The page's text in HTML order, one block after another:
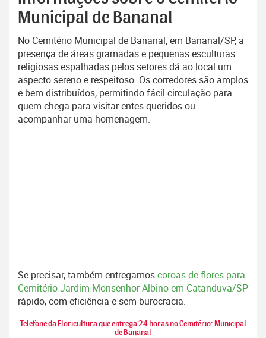
Municipal de Bananal
No Cemitério Municipal de Bananal, em Bananal/SP, a
presença de áreas gramadas e pequenas esculturas
religiosas espalhadas pelos setores dá ao local um
aspecto sereno e respeitoso. Os corredores são amplos
e bem distribuídos, permitindo fácil circulação para
quem chega para visitar entes queridos ou
acompanhar uma homenagem.
Se precisar, também entregamoscoroas de flores para
Cemitério Jardim Monsenhor Albino em Catanduva/SP
rápido, com eficiência e sem burocracia.
Telefone da Floricultura que entrega 24 horas no Cemitério: Municipal
de Bananal